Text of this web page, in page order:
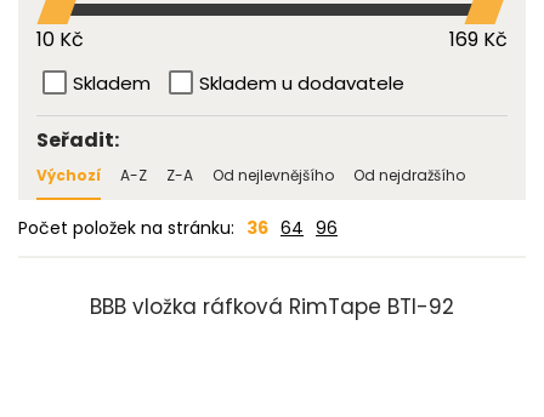
10 Kč 169 Kč
Skladem Skladem u dodavatele
Seřadit:
Výchozí A-Z Z-A Od nejlevnějšího Od nejdražšího
Počet položek na stránku: 36 64 96
BBB vložka ráfková RimTape BTI-92